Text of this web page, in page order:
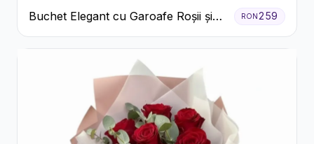
Buchet Elegant cu Garoafe Roșii și
Floarea Miresei
RON259